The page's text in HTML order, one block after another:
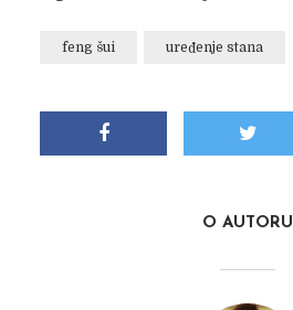
feng šui uređenje stana
O AUTORU